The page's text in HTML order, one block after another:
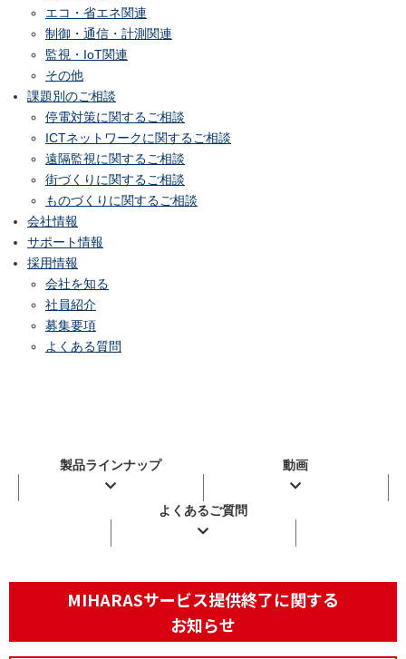
エコ・省エネ関連
制御・通信・計測関連
監視・IoT関連
その他
課題別のご相談
停電対策に関するご相談
ICTネットワークに関するご相談
遠隔監視に関するご相談
街づくりに関するご相談
ものづくりに関するご相談
会社情報
サポート情報
採用情報
会社を知る
社員紹介
募集要項
よくある質問
製品ラインナップ 動画
よくあるご質問
MIHARASサービス提供終了に関する
お知らせ